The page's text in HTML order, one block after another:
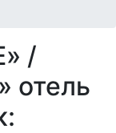
/
отель